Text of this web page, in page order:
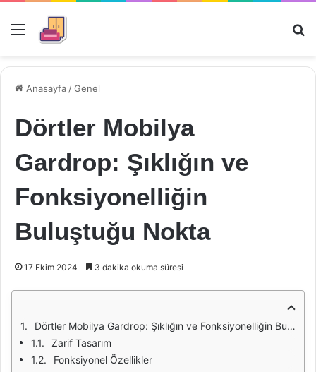
Menü
Anasayfa /Genel
Dörtler Mobilya
Gardrop: Şıklığın ve
Fonksiyonelliğin
Buluştuğu Nokta
17 Ekim 2024 3 dakika okuma süresi
Dörtler Mobilya Gardrop: Şıklığın ve Fonksiyonelliğin Buluştuğu Nokta
Zarif Tasarım
Fonksiyonel Özellikler